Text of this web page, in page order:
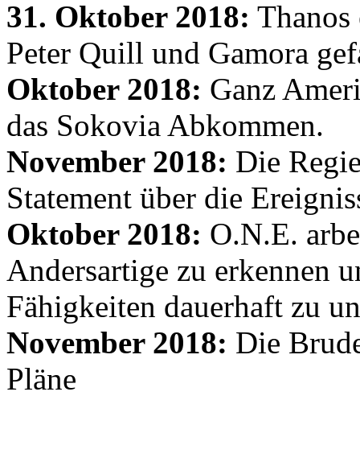
31. Oktober 2018:
Peter Quill und Gamora
Oktober 2018: Ganz
das Sokovia Abkommen.
November 2018: Die
Statement über die
Oktober 2018: O.N.E.
Andersartige zu erkennen
Fähigkeiten dauerhaft zu
November 2018: Die
Pläne